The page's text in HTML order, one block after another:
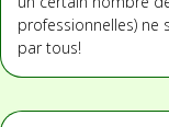
professionnelles) ne
par tous!